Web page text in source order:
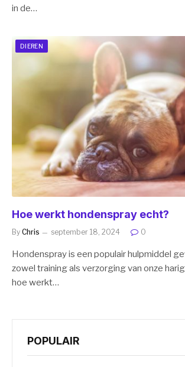
in de…
DIEREN
Hoe werkt hondenspray echt?
By Chris september 18, 2024 0
Hondenspray is een populair hulpmiddel
zowel training als verzorging van onze
hoe werkt…
POPULAIR